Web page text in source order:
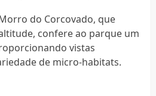
do Corcovado, que
confere ao parque um
vistas
de micro-habitats.